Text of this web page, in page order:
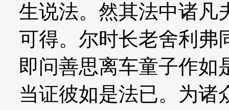
生说法。然其法中诸凡
可得。尔时长老舍利弗
即问善思离车童子作如
当证彼如是法已。为诸